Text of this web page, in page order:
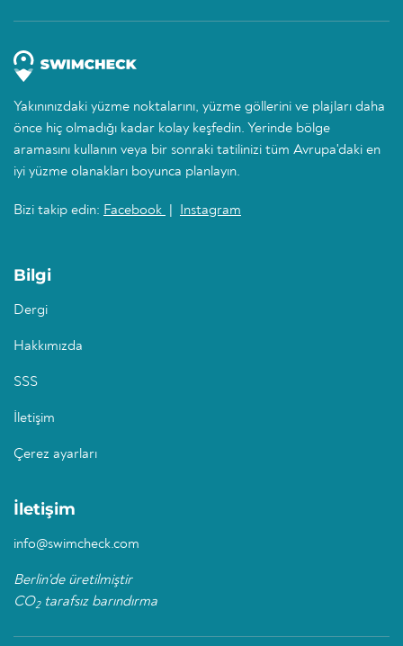
Yakınınızdaki yüzme noktalarını, yüzme göllerini ve plajları daha
önce hiç olmadığı kadar kolay keşfedin. Yerinde bölge
aramasını kullanın veya bir sonraki tatilinizi tüm Avrupa'daki en
iyi yüzme olanakları boyunca planlayın.
Bizi takip edin: Facebook Instagram
Bilgi
Dergi
Hakkımızda
SSS
İletişim
Çerez ayarları
İletişim
info@swimcheck.com
Berlin'de üretilmiştir
CO2tarafsız barındırma